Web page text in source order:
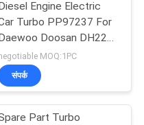
Engine Electric
Turbo PP97237 For
Doosan DH220-
, ISO9001 Listd
MOQ:1PC
संपर्क
Part Turbo